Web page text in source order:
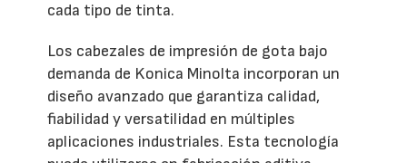
cada tipo de tinta.
Los cabezales de impresión de gota bajo
demanda de Konica Minolta incorporan un
diseño avanzado que garantiza calidad,
fiabilidad y versatilidad en múltiples
aplicaciones industriales. Esta tecnología